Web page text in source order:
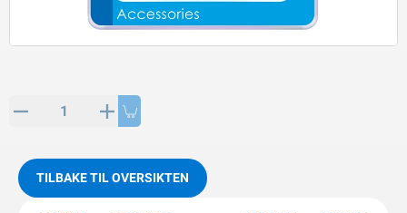
TILBAKE TIL OVERSIKTEN